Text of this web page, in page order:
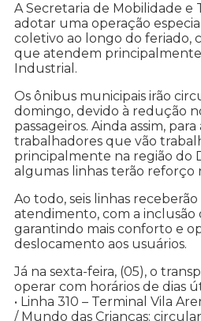
A Secretaria de Mobilidade e
adotar uma operação
coletivo ao longo do feriado,
que atendem
Industrial.
Os ônibus municipais irão
domingo, devido à redução
passageiros. Ainda assim,
trabalhadores que vão
principalmente na região do
algumas linhas terão reforço
Ao todo, seis linhas
atendimento, com a inclusão
garantindo mais conforto e
deslocamento aos usuários.
Já na sexta-feira, (05), o
operar com horários de dias
• Linha 310 – Terminal Vila
/ Mundo das Crianças: